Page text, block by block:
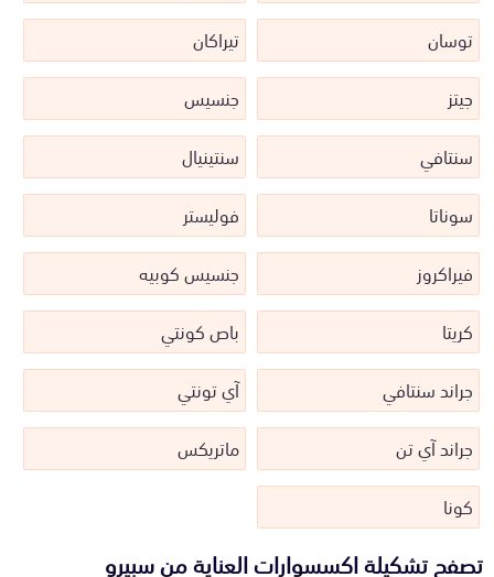
توسان
تيراكان
جيتز
جنسيس
سنتافي
سنتينيال
سوناتا
فوليستر
فيراكروز
جنسيس كوبيه
كريتا
باص كونتي
جراند سنتافي
آي تونتي
جراند آي تن
ماتريكس
كونا
تصفح تشكيلة اكسسوارات العناية من سبيرو